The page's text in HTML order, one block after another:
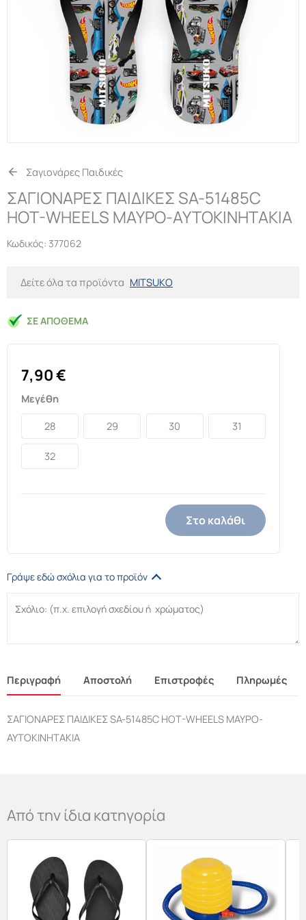
Σαγιονάρες Παιδικές
ΣΑΓΙΟΝΑΡΕΣ ΠΑΙΔΙΚΕΣ SA-51485C
HOT-WHEELS ΜΑΥΡΟ-ΑΥΤΟΚΙΝΗΤΑΚΙΑ
Κωδικός: 377062
Δείτε όλα τα προϊόντα MITSUKO
ΣΕ ΑΠΌΘΕΜΑ
7,90€
Μεγέθη
28 29 30 31
32
Στο καλάθι
Γράψε εδώ σχόλια για το προϊόν
Περιγραφή Αποστολή Επιστροφές Πληρωμές
ΣΑΓΙΟΝΑΡΕΣ ΠΑΙΔΙΚΕΣ SA-51485C HOT-WHEELS ΜΑΥΡΟ-
ΑΥΤΟΚΙΝΗΤΑΚΙΑ
Από την ίδια κατηγορία